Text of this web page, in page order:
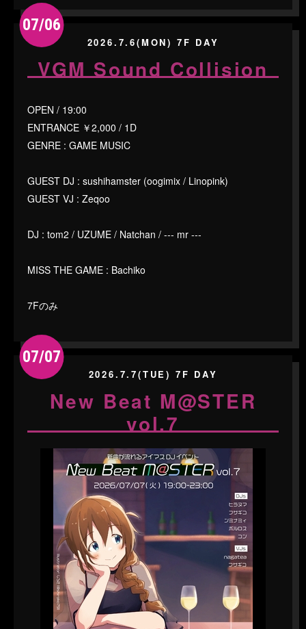
07/06
2026.7.6(MON) 7F DAY
VGM Sound Collision
OPEN / 19:00
ENTRANCE ￥2,000 / 1D
GENRE : GAME MUSIC
GUEST DJ : sushihamster (oogimix / Linopink)
GUEST VJ : Zeqoo
DJ : tom2 / UZUME / Natchan / --- mr ---
MISS THE GAME : Bachiko
7Fのみ
07/07
2026.7.7(TUE) 7F DAY
New Beat M@STER
vol.7